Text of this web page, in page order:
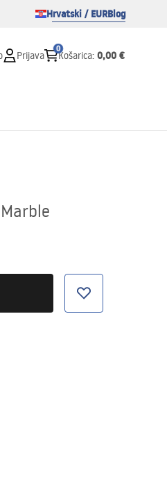
Hrvatski / EURBlog
Prijava
0
Košarica: 0,00 €